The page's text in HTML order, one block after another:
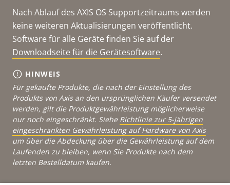
Nach Ablauf des AXIS OS Supportzeitraums werden
keine weiteren Aktualisierungen veröffentlicht.
Software für alle Geräte finden Sie auf der
Downloadseite für die Gerätesoftware.
HINWEIS
Für gekaufte Produkte, die nach der Einstellung des
Produkts von Axis an den ursprünglichen Käufer versendet
werden, gilt die Produktgewährleistung möglicherweise
nur noch eingeschränkt. Siehe Richtlinie zur 5-jährigen
eingeschränkten Gewährleistung auf Hardware von Axis
um über die Abdeckung über die Gewährleistung auf dem
Laufenden zu bleiben, wenn Sie Produkte nach dem
letzten Bestelldatum kaufen.